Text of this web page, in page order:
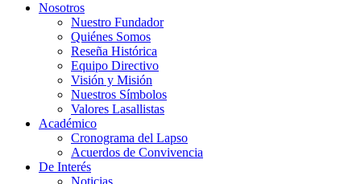
Nosotros
Nuestro Fundador
Quiénes Somos
Reseña Histórica
Equipo Directivo
Visión y Misión
Nuestros Símbolos
Valores Lasallistas
Académico
Cronograma del Lapso
Acuerdos de Convivencia
De Interés